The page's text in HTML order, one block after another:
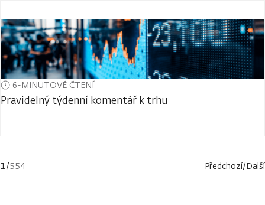
6-MINUTOVÉ ČTENÍ
Pravidelný týdenní komentář k trhu
1/554 Předchozí/Další